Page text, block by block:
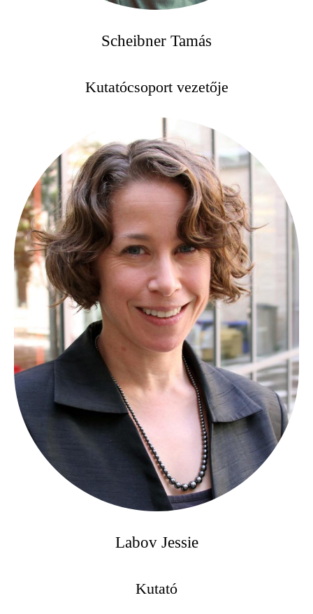
Scheibner Tamás
Kutatócsoport vezetője
Labov Jessie
Kutató